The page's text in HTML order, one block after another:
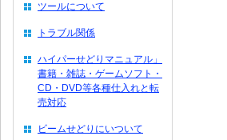
ツールについて
トラブル関係
ハイパーせどりマニュアル」
書籍・雑誌・ゲームソフト・
CD・DVD等各種仕入れと転
売対応
ビームせどりにいついて